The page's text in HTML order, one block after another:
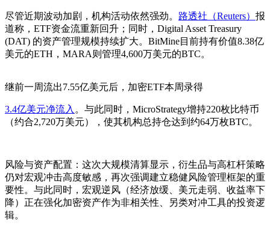
尽管近期波动加剧，机构活动依然强劲。 路透社（Reuters） 报
道称，ETF资金流重新回升；同时，Digital Asset Treasury
(DAT) 的资产管理规模持续扩大。BitMine目前持有价值8.38亿
美元的ETH，MARA则管理4,600万美元的BTC。
继前一周流出7.55亿美元后，加密ETF本周录得
3.4亿美元净流入。与此同时，MicroStrategy增持220枚比特币
（约合2,720万美元），使其机构总持仓达到约64万枚BTC。
风险与资产配置： 这次大规模清算显示，衍生品与高杠杆策略
仍对宏观冲击高度敏感，再次强调建立稳健风险管理框架的重
要性。与此同时，宏观逆风（经济放缓、美元走弱、收益率下
降）正在强化加密资产作为非相关性、另类对冲工具的投资逻
辑。